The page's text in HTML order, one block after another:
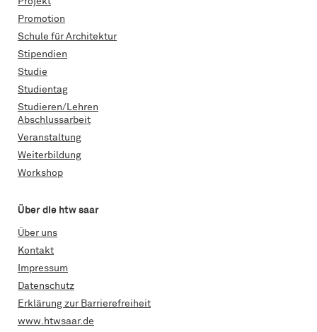
Promotion
Schule für Architektur
Stipendien
Studie
Studientag
Studieren/Lehren
Abschlussarbeit
Veranstaltung
Weiterbildung
Workshop
Über die htw saar
Über uns
Kontakt
Impressum
Datenschutz
Erklärung zur Barrierefreiheit
www.htwsaar.de